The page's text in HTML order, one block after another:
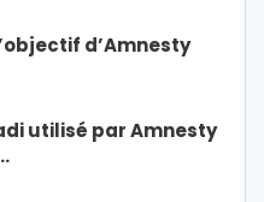
d’Amnesty
utilisé par Amnesty